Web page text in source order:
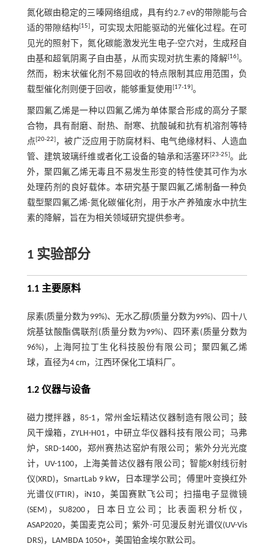
氮化碳由稳定的三嗪网络组成，具有约2.7 eV的带隙能与合
适的带隙结构[15] ，可实现太阳能驱动的光催化过程。在可
见光的照射下，氮化碳能激发光生电子-空穴对，生成羟自
由基和超氧阴离子自由基，从而实现对抗生素的降解[16]。
然而，粉末状催化剂不易回收的特点限制其应用范围，负
载型催化剂则便于回收，能够重复使用 [17-19]。
聚四氟乙烯是一种以四氟乙烯为单体聚合形成的高分子聚
合物，具有耐磨、耐热、耐寒、抗酸碱和抗有机溶剂等特
点[20-22]，被广泛应用于防腐材料、电气绝缘材料、人造血
管、建筑玻璃纤维或者化工设备的轴承和活塞环[23-25]。此
外，聚四氟乙烯无毒且不易发生形变的特性使其可作为水
处理药剂的良好载体。本研究基于聚四氟乙烯制备一种负
载型聚四氟乙烯-氮化碳催化剂，用于水产养殖废水中抗生
素的降解，旨在为相关领域研究提供参考。
1 实验部分
1.1 主要原料
尿素(质量分数为99%)、无水乙醇(质量分数为99%)、四十八
烷基钛酸酯偶联剂(质量分数为99%)、四环素(质量分数为
96%)，上海阿拉丁生化科技股份有限公司；聚四氟乙烯
球，直径为4 cm，江西环保化工填料厂。
1.2 仪器与设备
磁力搅拌器，85-1，常州金坛精达仪器制造有限公司；鼓
风干燥箱，ZYLH-H01，中研立华仪器科技有限公司；马弗
炉，SRD-1400，郑州赛热达窑炉有限公司；紫外分光光度
计，UV-1100，上海美普达仪器有限公司；智能X射线衍射
仪(XRD)，SmartLab 9 kW，日本理学公司；傅里叶变换红外
光谱仪(FTIR)，iN10，美国赛默飞公司；扫描电子显微镜
(SEM)，SU8200，日本日立公司；比表面积分析仪，
ASAP2020，美国麦克公司；紫外-可见漫反射光谱仪(UV-Vis
DRS)，LAMBDA 1050+，美国铂金埃尔默公司。